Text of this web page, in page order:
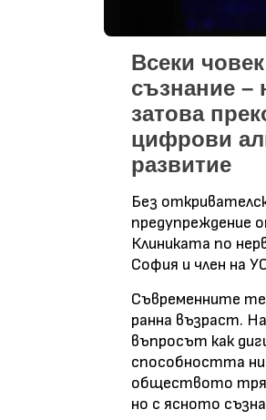
Всеки
съзнание –
затова
цифрови
развитие
Без
предупреждение
Клиниката по
София и член на
Съвременните
ранна възраст.
въпросът как
способността
обществото
но с ясното